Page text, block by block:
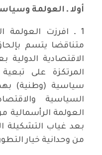
أولا ـ العولمة
1 ـ افرزت العولمة
متناقضا يتسم
الاقتصادية الدولية
المرتكزة على
سياسية (وطنية)
السياسية
العولمة الرأسمالية
بعد غياب التشكيلة
من وحدانية خيار